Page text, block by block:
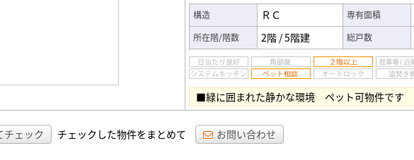
構造 ＲＣ 専有面積
所在階/階数 2階 /5階建 総戸数
■緑に囲まれた静かな環境 ペット可物件です
チェック チェックした物件をまとめて お問い合わせ